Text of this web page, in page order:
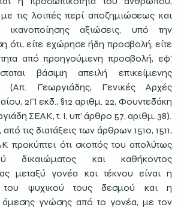
τις λοιπές περί αποζημιώσεως και
ικανοποίησης αξιώσεις, υπό την
ότι, είτε εχώρησε ήδη προσβολή, είτε
από προηγούμενη προσβολή, εφ’
βάσιμη απειλή επικείμενης
(Απ. Γεωργιάδης, Γενικές Αρχές
2Π εκδ., §12 αριθμ. 22, Φουντεδάκη
ΣΕΑΚ, τ. I, υπ’ άρθρο 57, αριθμ. 38).
τις διατάξεις των άρθρων 1510, 1511,
προκύπτει ότι σκοπός του απολύτως
δικαιώματος και καθήκοντος
μεταξύ γονέα και τέκνου είναι η
του ψυχικού τους δεσμού και η
άμεσης γνώσης από το γονέα, με τον